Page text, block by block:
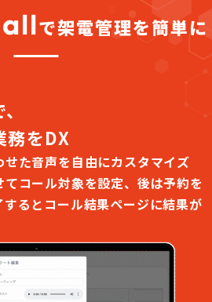
で架電管理を簡単に
務をDX
た音声を自由にカスタマイズ
コール対象を設定、後は予約を
るとコール結果ページに結果が